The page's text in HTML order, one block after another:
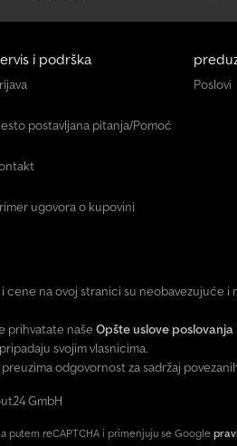
i podrška
postavljana pitanja/Pomoć
ugovora o kupovini
Poslovi
cene na ovoj stranici su neobavezujuće i
prihvatate naše Opšte uslove poslovanja
svojim vlasnicima.
odgovornost za sadržaj
GmbH
putem reCAPTCHA i primenjuju se Google